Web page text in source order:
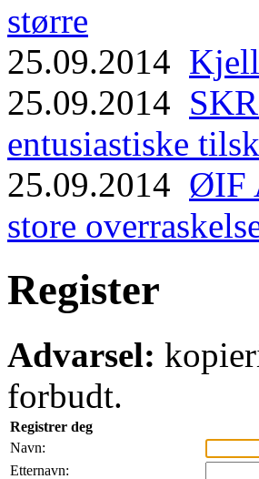
større
25.09.2014
25.09.2014
entusiastiske
25.09.2014 ØIF
store
Register
Advarsel:
forbudt.
Registrer deg
Navn:
Etternavn: